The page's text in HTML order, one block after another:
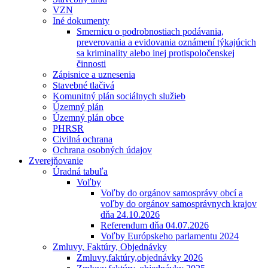
VZN
Iné dokumenty
Smernicu o podrobnostiach podávania,
preverovania a evidovania oznámení týkajúcich
sa kriminality alebo inej protispoločenskej
činnosti
Zápisnice a uznesenia
Stavebné tlačivá
Komunitný plán sociálnych služieb
Územný plán
Územný plán obce
PHRSR
Civilná ochrana
Ochrana osobných údajov
Zverejňovanie
Úradná tabuľa
Voľby
Voľby do orgánov samosprávy obcí a
voľby do orgánov samosprávnych krajov
dňa 24.10.2026
Referendum dňa 04.07.2026
Voľby Európskeho parlamentu 2024
Zmluvy, Faktúry, Objednávky
Zmluvy,faktúry,objednávky 2026